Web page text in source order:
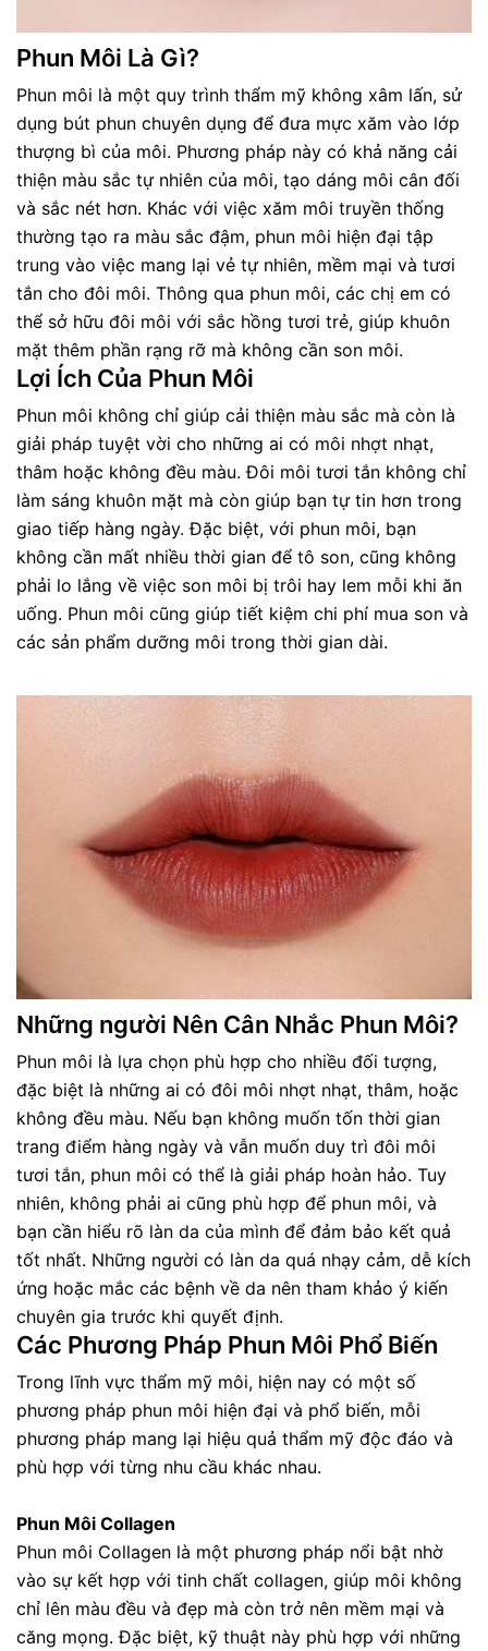
Phun Môi Là Gì?
Phun môi là một quy trình thẩm mỹ không xâm lấn, sử
dụng bút phun chuyên dụng để đưa mực xăm vào lớp
thượng bì của môi. Phương pháp này có khả năng cải
thiện màu sắc tự nhiên của môi, tạo dáng môi cân đối
và sắc nét hơn. Khác với việc xăm môi truyền thống
thường tạo ra màu sắc đậm, phun môi hiện đại tập
trung vào việc mang lại vẻ tự nhiên, mềm mại và tươi
tắn cho đôi môi. Thông qua phun môi, các chị em có
thể sở hữu đôi môi với sắc hồng tươi trẻ, giúp khuôn
mặt thêm phần rạng rỡ mà không cần son môi.
Lợi Ích Của Phun Môi
Phun môi không chỉ giúp cải thiện màu sắc mà còn là
giải pháp tuyệt vời cho những ai có môi nhợt nhạt,
thâm hoặc không đều màu. Đôi môi tươi tắn không chỉ
làm sáng khuôn mặt mà còn giúp bạn tự tin hơn trong
giao tiếp hàng ngày. Đặc biệt, với phun môi, bạn
không cần mất nhiều thời gian để tô son, cũng không
phải lo lắng về việc son môi bị trôi hay lem mỗi khi ăn
uống. Phun môi cũng giúp tiết kiệm chi phí mua son và
các sản phẩm dưỡng môi trong thời gian dài.
Những người Nên Cân Nhắc Phun Môi?
Phun môi là lựa chọn phù hợp cho nhiều đối tượng,
đặc biệt là những ai có đôi môi nhợt nhạt, thâm, hoặc
không đều màu. Nếu bạn không muốn tốn thời gian
trang điểm hàng ngày và vẫn muốn duy trì đôi môi
tươi tắn, phun môi có thể là giải pháp hoàn hảo. Tuy
nhiên, không phải ai cũng phù hợp để phun môi, và
bạn cần hiểu rõ làn da của mình để đảm bảo kết quả
tốt nhất. Những người có làn da quá nhạy cảm, dễ kích
ứng hoặc mắc các bệnh về da nên tham khảo ý kiến
chuyên gia trước khi quyết định.
Các Phương Pháp Phun Môi Phổ Biến
Trong lĩnh vực thẩm mỹ môi, hiện nay có một số
phương pháp phun môi hiện đại và phổ biến, mỗi
phương pháp mang lại hiệu quả thẩm mỹ độc đáo và
phù hợp với từng nhu cầu khác nhau.
Phun Môi Collagen
Phun môi Collagen là một phương pháp nổi bật nhờ
vào sự kết hợp với tinh chất collagen, giúp môi không
chỉ lên màu đều và đẹp mà còn trở nên mềm mại và
căng mọng. Đặc biệt, kỹ thuật này phù hợp với những